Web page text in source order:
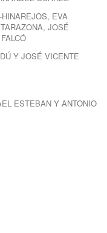
EVA
JOSÉ
Y JOSÉ VICENTE
ESTEBAN Y ANTONIO